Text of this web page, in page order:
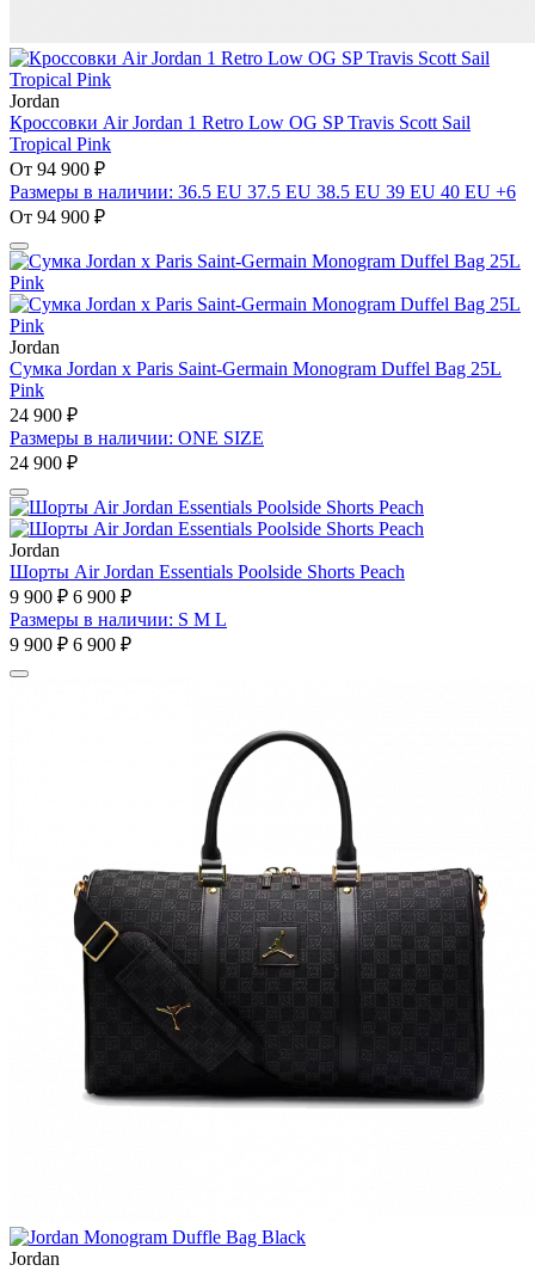
Jordan
Кроссовки Air Jordan 1 Retro Low OG SP Travis Scott Sail
Tropical Pink
От 94 900 ₽
Размеры в наличии: 36.5 EU 37.5 EU 38.5 EU 39 EU 40 EU +6
От 94 900 ₽
Jordan
Сумка Jordan x Paris Saint-Germain Monogram Duffel Bag 25L
Pink
24 900 ₽
Размеры в наличии: ONE SIZE
24 900 ₽
Jordan
Шорты Air Jordan Essentials Poolside Shorts Peach
9 900 ₽ 6 900 ₽
Размеры в наличии: S M L
9 900 ₽ 6 900 ₽
Jordan